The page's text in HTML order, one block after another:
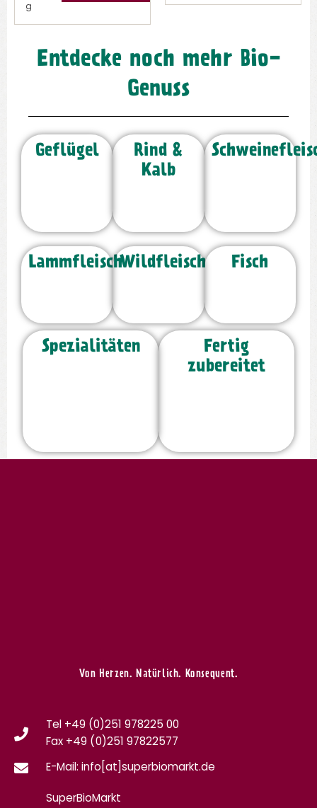
g
Entdecke noch mehr Bio-
Genuss
Geflügel
Rind &
Kalb
LammfleischWildfleisch Fisch
Spezialitäten
Fertig
zubereitet
Von Herzen. Natürlich. Konsequent.
Tel +49 (0)251 978225 00
Fax +49 (0)251 97822577
E-Mail: info[at]superbiomarkt.de
SuperBioMarkt